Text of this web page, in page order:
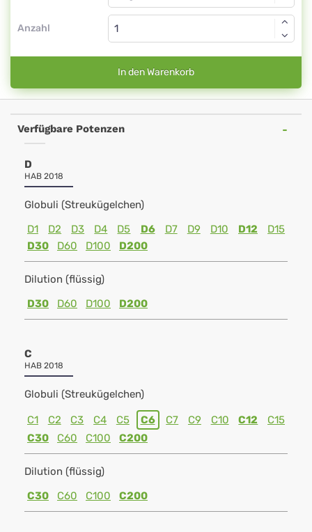
Anzahl
In den Warenkorb
Verfügbare Potenzen
D
HAB 2018
Globuli (Streukügelchen)
D1
D2 D3 D4 D5 D6 D7 D9 D10 D12
D15
D30
D60 D100 D200
Dilution (flüssig)
D30
D60 D100 D200
C
HAB 2018
Globuli (Streukügelchen)
C1 C2 C3 C4 C5 C6 C7 C9 C10 C12
C15
C30
C60 C100 C200
Dilution (flüssig)
C30
C60 C100 C200